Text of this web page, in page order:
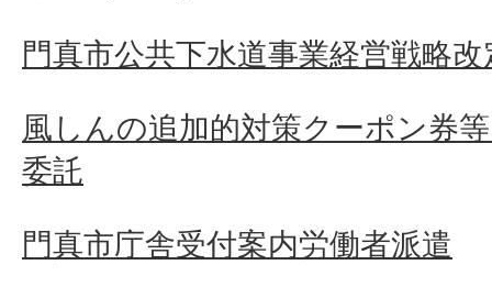
門真市公共下水道事業経営戦略
風しんの追加的対策クーポン券
委託
門真市庁舎受付案内労働者派遣